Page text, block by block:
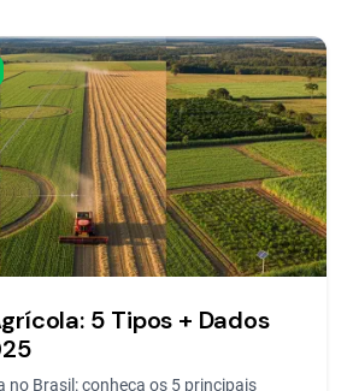
5 Tipos + Dados
no Brasil: conheça os 5 principais